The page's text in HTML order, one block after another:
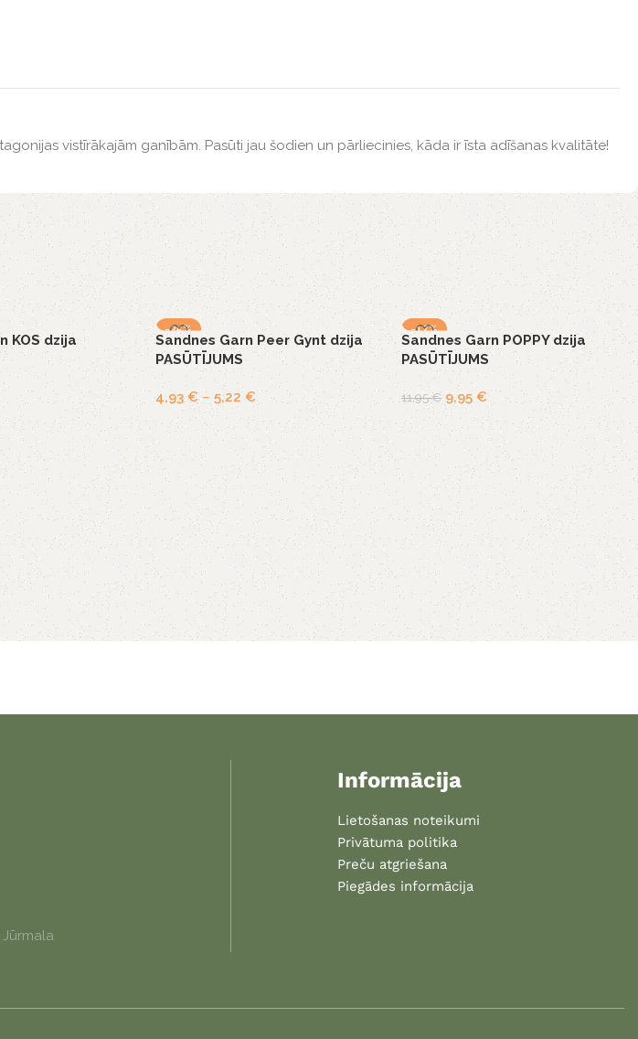
vistīrākajām ganībām. Pasūti jau šodien un pārliecinies, kāda ir īsta adīšanas kvalitāte!
KOS dzija
-25%
Sandnes Garn Peer Gynt dzija
PASŪTĪJUMS
4,93€ – 5,22 €
-17%
Sandnes Garn POPPY dzija
PASŪTĪJUMS
11,95€ 9,95€
Informācija
Lietošanas noteikumi
Privātuma politika
Preču atgriešana
Piegādes informācija